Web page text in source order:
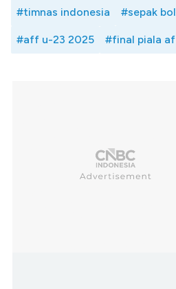
#timnas indonesia #sepak
#aff u-23 2025 #final piala